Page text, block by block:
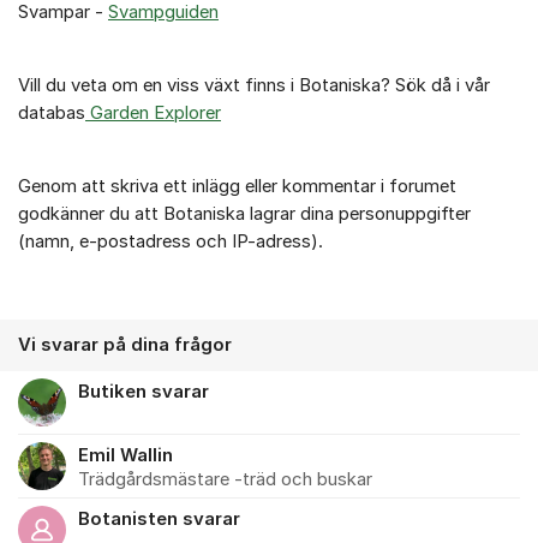
Svampar - Svampguiden
Vill du veta om en viss växt finns i Botaniska? Sök då i vår
databas Garden Explorer
Genom att skriva ett inlägg eller kommentar i forumet
godkänner du att Botaniska lagrar dina personuppgifter
(namn, e-postadress och IP-adress).
Vi svarar på dina frågor
Butiken svarar
Emil Wallin
Trädgårdsmästare -träd och buskar
Botanisten svarar